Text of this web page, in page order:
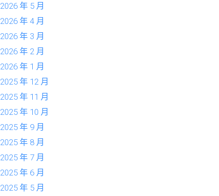
2026 年 5 月
2026 年 4 月
2026 年 3 月
2026 年 2 月
2026 年 1 月
2025 年 12 月
2025 年 11 月
2025 年 10 月
2025 年 9 月
2025 年 8 月
2025 年 7 月
2025 年 6 月
2025 年 5 月